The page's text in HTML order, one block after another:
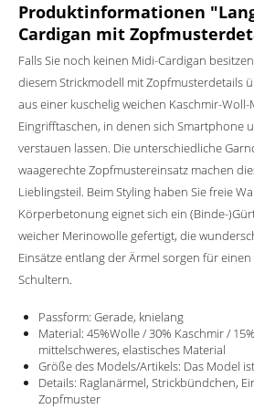
Produktinformationen
Cardigan mit
Falls Sie noch keinen Midi-Cardigan
diesem Strickmodell mit Zopfmusterdetails
aus einer kuschelig weichen Kaschmir-
Eingrifftaschen, in denen sich Smartphone
verstauen lassen. Die unterschiedliche
waagerechte Zopfmustereinsatz machen
Lieblingsteil. Beim Styling haben Sie freie
Körperbetonung eignet sich ein (Binde-
weicher Merinowolle gefertigt, die
Einsätze entlang der Ärmel sorgen für
Schultern.
Passform: Gerade, knielang
Material: 45%Wolle / 30% Kaschmir /
mittelschweres, elastisches Material
Größe des Models/Artikels: Das Model
Details: Raglanärmel, Strickbündchen,
Zopfmuster